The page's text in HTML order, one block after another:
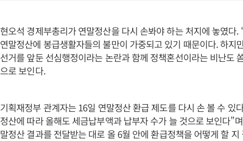
현오석 경제부총리가 연말정산을 다시 손봐야 하는 처지에 놓였다.
연말정산에 봉급생활자들의 불만이 가중되고 있기 때문이다. 하지
선거를 앞둔 선심행정이라는 논란과 함께 정책혼선이라는 비난도
으로 보인다.
기획재정부 관계자는 16일 연말정산 환급 제도를 다시 손 볼 수 있
정산에 따라 올해도 세금납부액과 납부자 수가 늘 것으로 보인다”
말정산 결과를 전달받는 대로 올 6월 안에 환급정책을 어떻게 할